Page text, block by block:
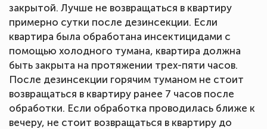
закрытой. Лучше не возвращаться в квартиру
примерно сутки после дезинсекции. Если
квартира была обработана инсектицидами с
помощью холодного тумана, квартира должна
быть закрыта на протяжении трех-пяти часов.
После дезинсекции горячим туманом не стоит
возвращаться в квартиру ранее 7 часов после
обработки. Если обработка проводилась ближе к
вечеру, не стоит возвращаться в квартиру до